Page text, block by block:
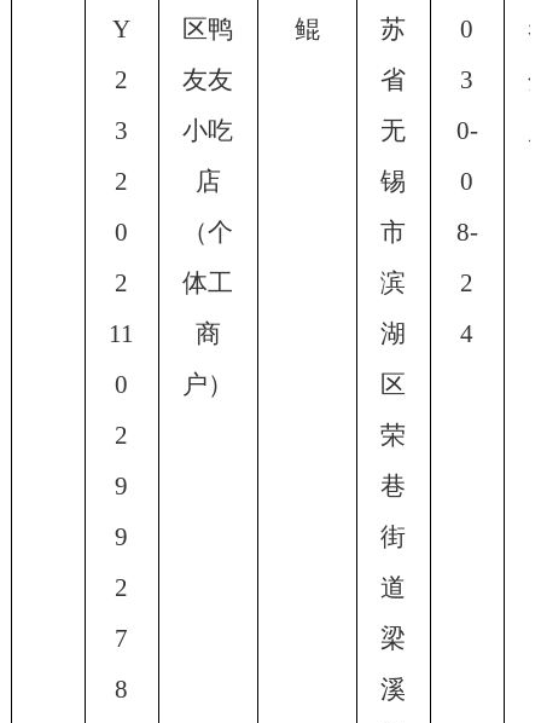
Y
2
3
2
0
2
11
0
2
9
9
2
7
8
区鸭
友友
小吃
店
（个
体工
商
户）
鲲
苏
省
无
锡
市
滨
湖
区
荣
巷
街
道
梁
溪
0
3
0-
0
8-
2
4